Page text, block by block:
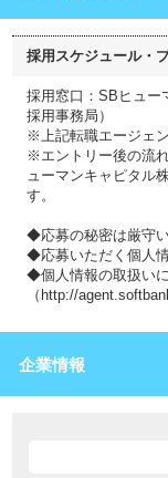
採用スケジュール・
採用窓口：SBヒュー
採用事務局）
※上記転職エージェ
※エントリー後の流
ューマンキャピタル
す。
◆応募の秘密は厳守い
◆応募いただく個人
◆個人情報の取扱い
（http://
企業情報